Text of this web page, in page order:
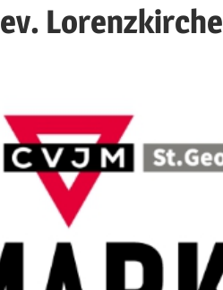
Lorenzkirche